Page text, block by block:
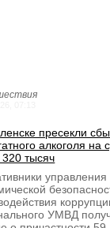
пресекли
алкоголя на
тысяч
управления
УМВД